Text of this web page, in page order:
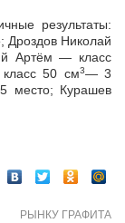
результаты:
Дроздов Николай
Артём — класс
50 см3— 3
место; Курашев
РЫНКУ ГРАФИТА